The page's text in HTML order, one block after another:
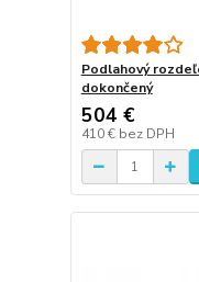
Podlahový
dokončený
504 €
410 € bez DPH